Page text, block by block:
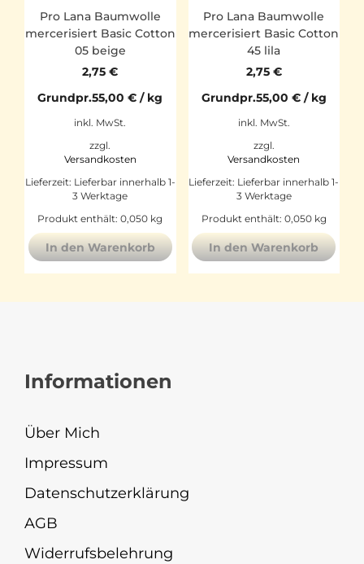
Pro Lana Baumwolle
mercerisiert Basic Cotton
05 beige
2,75€
Grundpr.55,00€ / kg
inkl. MwSt.
zzgl.
Versandkosten
Lieferzeit: Lieferbar innerhalb 1-
3 Werktage
Produkt enthält: 0,050 kg
In den Warenkorb
Pro Lana Baumwolle
mercerisiert Basic Cotton
45 lila
2,75 €
Grundpr.55,00 €/ kg
inkl. MwSt.
zzgl.
Versandkosten
Lieferzeit: Lieferbar innerhalb 1-
3 Werktage
Produkt enthält: 0,050 kg
In den Warenkorb
Informationen
Über Mich
Impressum
Datenschutzerklärung
AGB
Widerrufsbelehrung